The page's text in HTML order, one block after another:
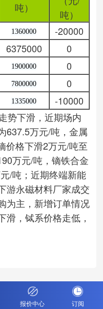
吨）
吨）
1360000
-20000
6375000
0
1900000
0
7800000
0
1335000
-10000
势下滑，近期场内
637.5万元/吨，金属
价格下滑2万元/吨至
万元/吨，镝铁合金
/吨；近期终端新能
游永磁材料厂家成交
为主，新增订单情况
滑，铽系价格走低，
报价中心 订阅